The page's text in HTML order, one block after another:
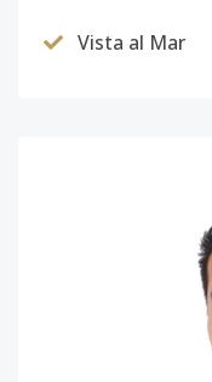
Vista al Mar